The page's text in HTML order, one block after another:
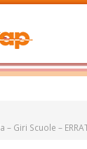
Giri Scuole –